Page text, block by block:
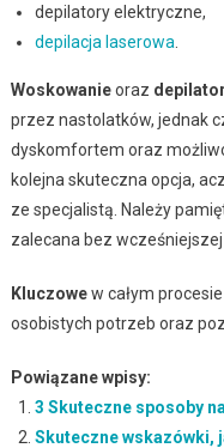
depilatory elektryczne,
depilacja laserowa
Woskowanieoraz
przez nastolatków, jednak
dyskomfortem oraz
kolejna skuteczna opcja,
ze specjalistą. Należy
zalecana bez
Kluczowew całym
osobistych potrzeb oraz
Powiązane wpisy:
3 Skuteczne sposoby
Skuteczne wskazówki,